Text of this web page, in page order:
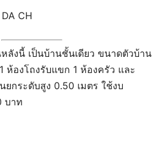
CH
ลังนี้ เป็นบ้านชั้นเดียว ขนาดตัวบ้าน
ห้องโถงรับแขก 1 ห้องครัว และ
กระดับสูง 0.50 เมตร ใช้งบ
บาท